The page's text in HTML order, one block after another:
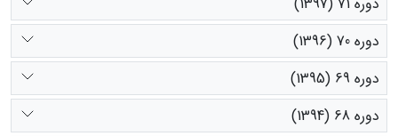
دوره 70 (1396)
دوره 69 (1395)
دوره 68 (1394)